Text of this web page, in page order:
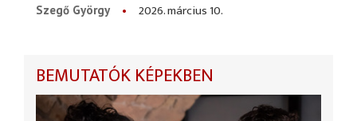
Szegő György
2026. március 10.
BEMUTATÓK KÉPEKBEN